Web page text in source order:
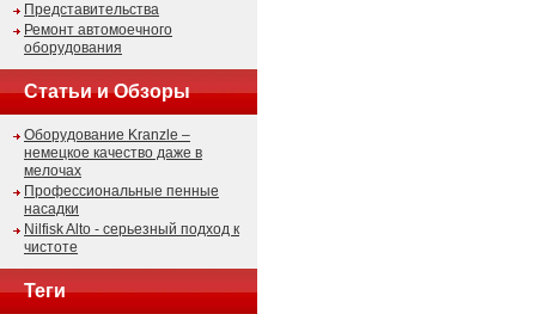
Представительства
Ремонт автомоечного
оборудования
Статьи и Обзоры
Оборудование Kranzle –
немецкое качество даже в
мелочах
Профессиональные пенные
насадки
Nilfisk Alto - серьезный подход к
чистоте
Теги